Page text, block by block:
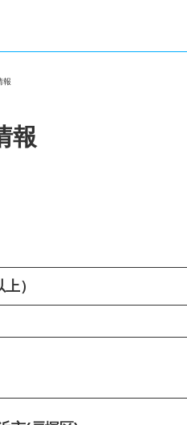
報
報